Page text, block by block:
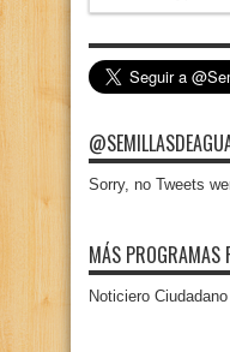
Sorry, no Tweets
MÁS PROGRAMAS
Noticiero Ciudadano